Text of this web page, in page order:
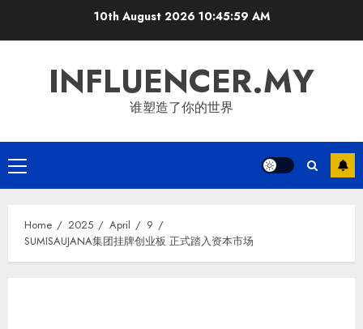
10th August 2026 10:46:00 AM
INFLUENCER.MY
谁塑造了你的世界
Primary
Menu
Home 2025 April
9
SUMISAUJANA集团挂牌创业板 正式踏入资本市场